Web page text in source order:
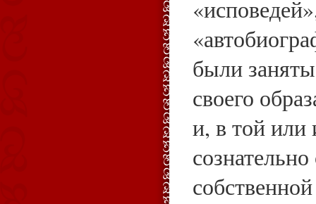
были
своего
и, в той или